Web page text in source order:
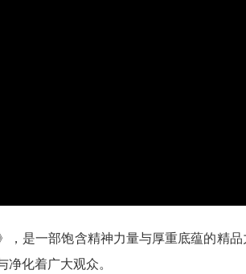
，是一部饱含精神力量与厚重底蕴的精
化着广大观众。